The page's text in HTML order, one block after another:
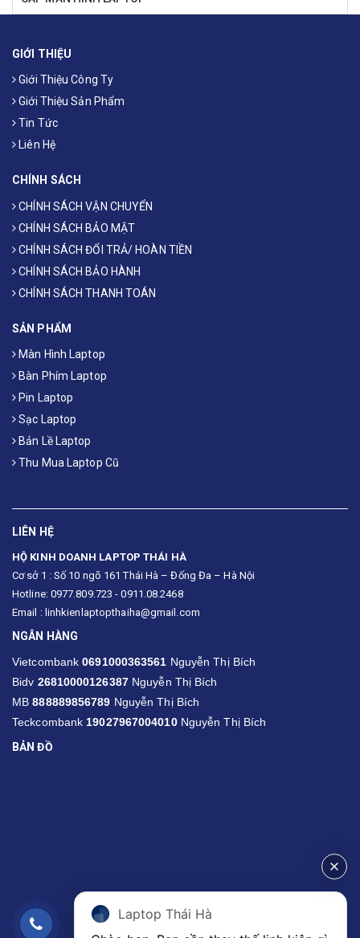
GIỚI THIỆU
Giới Thiệu Công Ty
Giới Thiệu Sản Phẩm
Tin Tức
Liên Hệ
CHÍNH SÁCH
CHÍNH SÁCH VẬN CHUYỂN
CHÍNH SÁCH BẢO MẬT
CHÍNH SÁCH ĐỔI TRẢ/ HOÀN TIỀN
CHÍNH SÁCH BẢO HÀNH
CHÍNH SÁCH THANH TOÁN
SẢN PHẨM
Màn Hình Laptop
Bàn Phím Laptop
Pin Laptop
Sạc Laptop
Bản Lề Laptop
Thu Mua Laptop Cũ
LIÊN HỆ
HỘ KINH DOANH LAPTOP THÁI HÀ
Cơ sở 1 : Số 10 ngõ 161 Thái Hà – Đống Đa – Hà Nội
Hotline: 0977.809.723 - 0911.08.2468
Email : linhkienlaptopthaiha@gmail.com
NGÂN HÀNG
Vietcombank0691000363561 Nguyễn Thị Bích
Bidv 26810000126387Nguyễn Thị Bích
MB888889856789 Nguyễn Thị Bích
Teckcombank 19027967004010Nguyễn Thị Bích
BẢN ĐỒ
Laptop Thái Hà